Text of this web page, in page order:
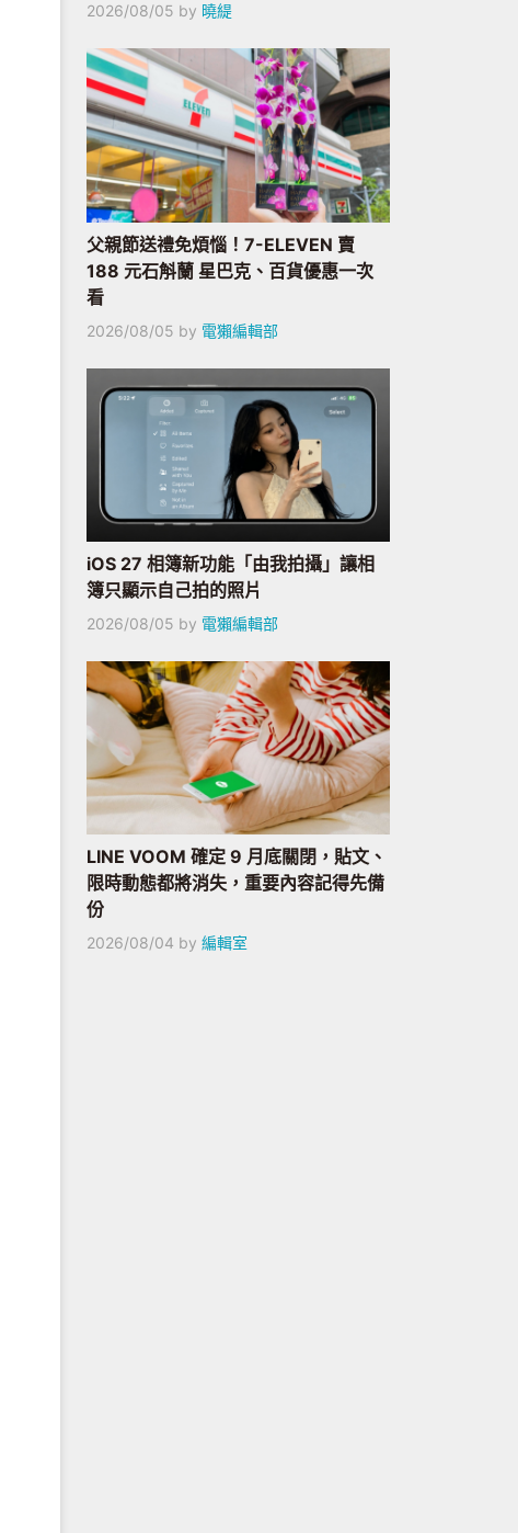
2026/08/05 by 曉緹
父親節送禮免煩惱！7-ELEVEN 賣
188 元石斛蘭 星巴克、百貨優惠一次
看
2026/08/05 by 電獺編輯部
iOS 27 相簿新功能「由我拍攝」讓相
簿只顯示自己拍的照片
2026/08/05 by 電獺編輯部
LINE VOOM 確定 9 月底關閉，貼文、
限時動態都將消失，重要內容記得先備
份
2026/08/04 by 編輯室